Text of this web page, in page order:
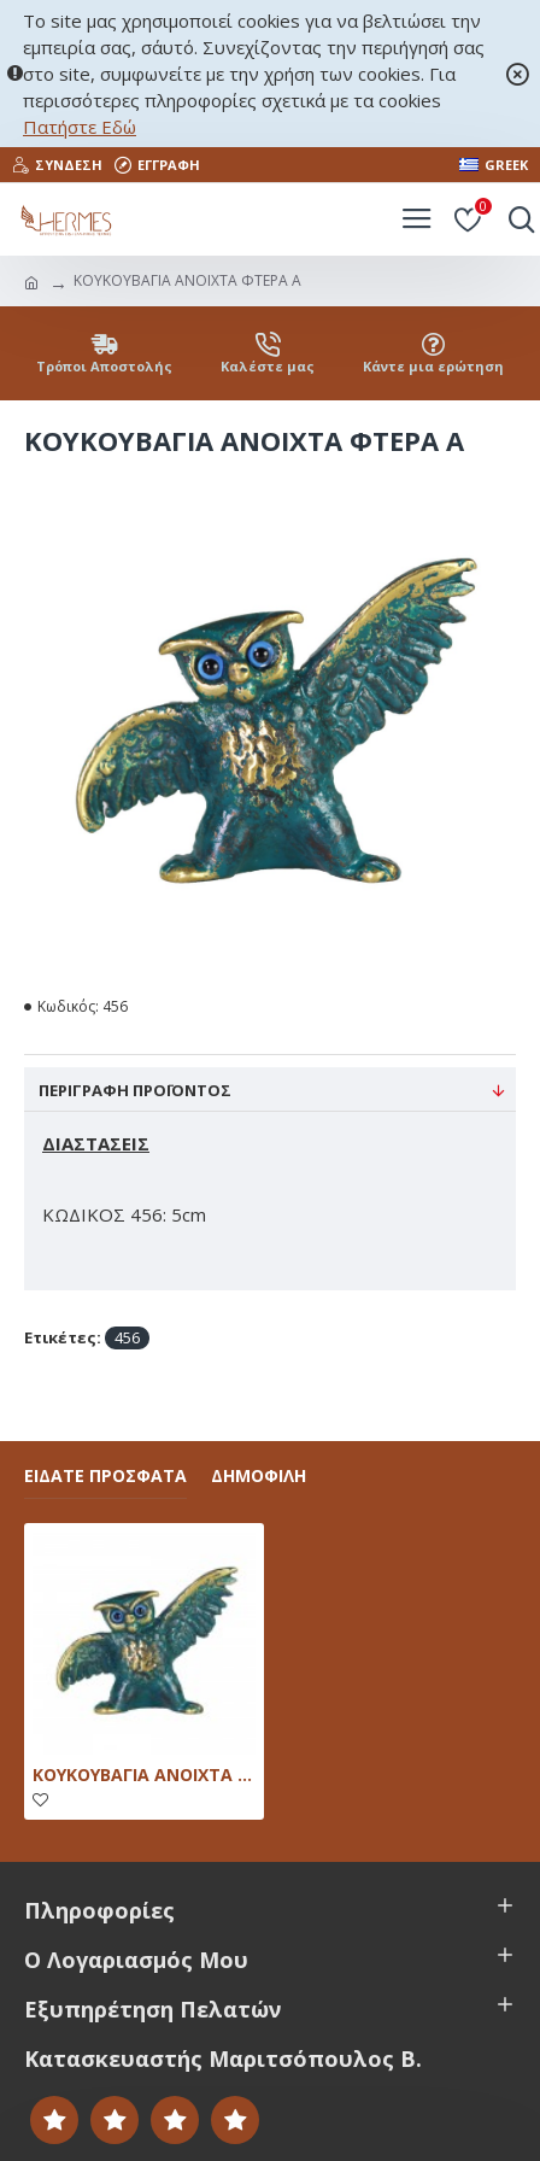
Το site μας χρησιμοποιεί cookies για να βελτιώσει την
εμπειρία σας, σ΄αυτό. Συνεχίζοντας την περιήγησή σας
στο site, συμφωνείτε με την χρήση των cookies. Για
περισσότερες πληροφορίες σχετικά με τα cookies
Πατήστε Εδώ
ΣΎΝΔΕΣΗ ΕΓΓΡΑΦΉ GREEK
0
ΚΟΥΚΟΥΒΑΓΙΑ ΑΝΟΙΧΤΑ ΦΤΕΡΑ Α
Τρόποι Αποστολής Καλέστε μας Κάντε μια ερώτηση
ΚΟΥΚΟΥΒΑΓΙΑ ΑΝΟΙΧΤΑ ΦΤΕΡΑ Α
Κωδικός: 456
ΠΕΡΙΓΡΑΦΉ ΠΡΟΪΌΝΤΟΣ
ΔΙΑΣΤΑΣΕΙΣ
ΚΩΔΙΚΟΣ 456: 5cm
Ετικέτες: 456
ΕΙΔΑΤΕ ΠΡΟΣΦΑΤΑ ΔΗΜΟΦΙΛΗ
ΚΟΥΚΟΥΒΑΓΙΑ ΑΝΟΙΧΤΑ ΦΤΕΡΑ Α
Πληροφορίες
Ο Λογαριασμός Μου
Εξυπηρέτηση Πελατών
Κατασκευαστής Μαριτσόπουλος Β.